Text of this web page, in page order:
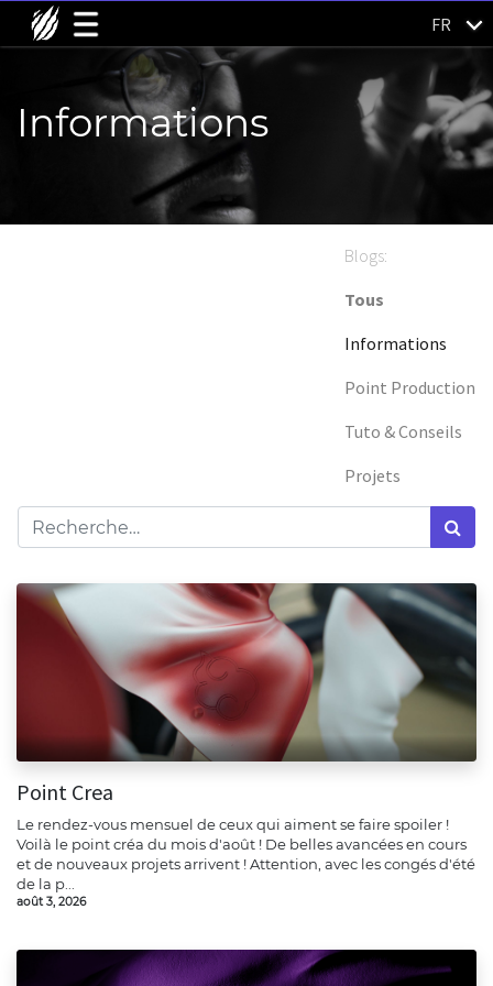
FR
Informations
Blogs:
Tous
Informations
Point Production
Tuto & Conseils
Projets
Point Crea
Le rendez-vous mensuel de ceux qui aiment se faire spoiler !
Voilà le point créa du mois d'août ! De belles avancées en cours
et de nouveaux projets arrivent ! Attention, avec les congés d'été
de la p...
août 3, 2026